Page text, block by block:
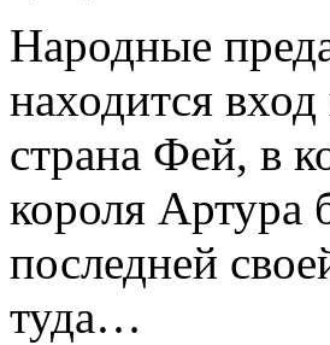
Народные
находится
страна Фей, в
короля Артура
последней
туда…